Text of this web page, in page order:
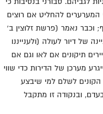
להחליט אם רוצים
נאמר (פרשת זלוצין ב'
של דיור לעולה (ולענייננו
תיקונים אם לאו וגם אם
מערכן של הדירות כדי שווי
לשלם למי שיבצע
בעדם, ובנקודה זו מתקבל